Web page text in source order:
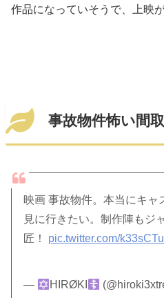
作品になっていそうで、上映
事故物件怖い間
映画 事故物件。本当にキャ
見に行きたい。制作陣もジ
匠！ pic.twitter.com/
— HIRØKI